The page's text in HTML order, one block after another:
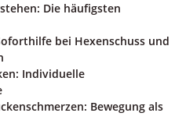
Die häufigsten
bei Hexenschuss und
Individuelle
Bewegung als